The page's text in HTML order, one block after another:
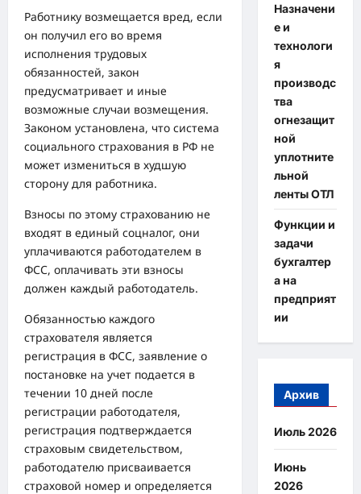
Работнику возмещается вред, если
он получил его во время
исполнения трудовых
обязанностей, закон
предусматривает и иные
возможные случаи возмещения.
Законом установлена, что система
социального страхования в РФ не
может измениться в худшую
сторону для работника.
Взносы по этому страхованию не
входят в единый соцналог, они
уплачиваются работодателем в
ФСС, оплачивать эти взносы
должен каждый работодатель.
Обязанностью каждого
страхователя является
регистрация в ФСС, заявление о
постановке на учет подается в
течении 10 дней после
регистрации работодателя,
регистрация подтверждается
страховым свидетельством,
работодателю присваивается
страховой номер и определяется
Назначени
е и
технологи
я
производс
тва
огнезащит
ной
уплотните
льной
ленты ОТЛ
Функции и
задачи
бухгалтер
а на
предприят
ии
Архив
Июль 2026
Июнь
2026